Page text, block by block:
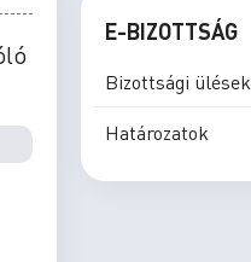
E-BIZOTTSÁG
Bizottsági ülések
Határozatok